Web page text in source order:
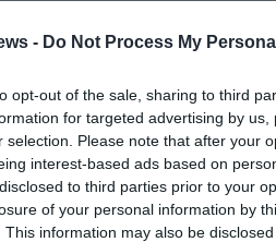
- Do Not Process My
opt-out of the sale, sharing to third
for targeted advertising by
selection. Please note that after your
interest-based ads based on
to third parties prior to your
of your personal information by
This information may also be
SOS Καλαμάτας και η Ομάδα
που βρίσκονται
το βράδυ, στην 1ηπάροδο
με χαλαρή
στιγμές, να ανταλλάξουμε
και της κοινότητας. Ελάτε